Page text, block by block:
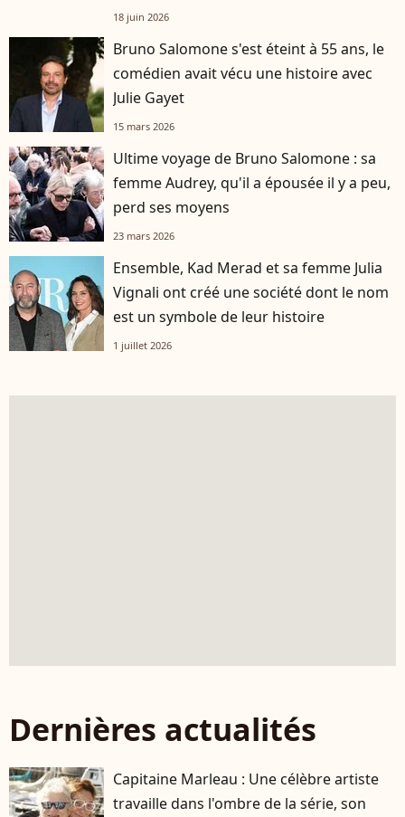
française
18 juin 2026
Bruno Salomone s'est éteint à 55 ans, le
comédien avait vécu une histoire avec
Julie Gayet
15 mars 2026
Ultime voyage de Bruno Salomone : sa
femme Audrey, qu'il a épousée il y a peu,
perd ses moyens
23 mars 2026
Ensemble, Kad Merad et sa femme Julia
Vignali ont créé une société dont le nom
est un symbole de leur histoire
1 juillet 2026
Dernières actualités
Capitaine Marleau : Une célèbre artiste
travaille dans l'ombre de la série, son